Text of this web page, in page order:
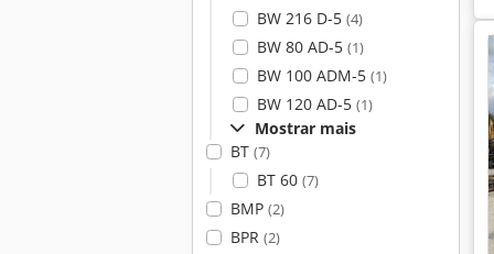
BW 216 D-5 (4)
BW 80 AD-5 (1)
BW 100 ADM-5 (1)
BW 120 AD-5 (1)
Mostrar mais
BT (7)
BT 60 (7)
BMP (2)
BPR (2)